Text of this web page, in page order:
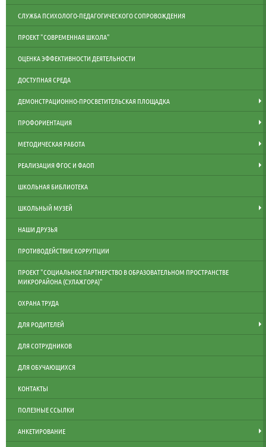
СЛУЖБА ПСИХОЛОГО-ПЕДАГОГИЧЕСКОГО СОПРОВОЖДЕНИЯ
ПРОЕКТ "СОВРЕМЕННАЯ ШКОЛА"
ОЦЕНКА ЭФФЕКТИВНОСТИ ДЕЯТЕЛЬНОСТИ
ДОСТУПНАЯ СРЕДА
ДЕМОНСТРАЦИОННО-ПРОСВЕТИТЕЛЬСКАЯ ПЛОЩАДКА
ПРОФОРИЕНТАЦИЯ
МЕТОДИЧЕСКАЯ РАБОТА
РЕАЛИЗАЦИЯ ФГОС И ФАОП
ШКОЛЬНАЯ БИБЛИОТЕКА
ШКОЛЬНЫЙ МУЗЕЙ
НАШИ ДРУЗЬЯ
ПРОТИВОДЕЙСТВИЕ КОРРУПЦИИ
ПРОЕКТ "СОЦИАЛЬНОЕ ПАРТНЕРСТВО В ОБРАЗОВАТЕЛЬНОМ ПРОСТРАНСТВЕ
МИКРОРАЙОНА (СУЛАЖГОРА)"
ОХРАНА ТРУДА
ДЛЯ РОДИТЕЛЕЙ
ДЛЯ СОТРУДНИКОВ
ДЛЯ ОБУЧАЮЩИХСЯ
КОНТАКТЫ
ПОЛЕЗНЫЕ ССЫЛКИ
АНКЕТИРОВАНИЕ